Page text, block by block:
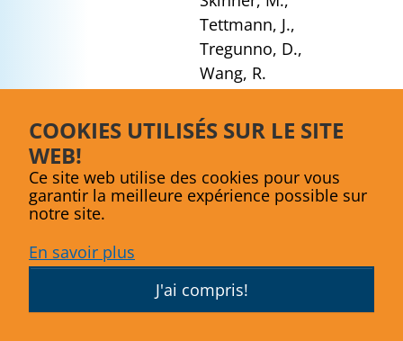
COOKIES UTILISÉS SUR LE SITE
WEB!
Ce site web utilise des cookies pour vous
garantir la meilleure expérience possible sur
notre site.
En savoir plus
J'ai compris!
Tettmann, J.,
Tregunno, D.,
Wang, R.
subventionnaire
recherche en santé
Institut du
vieillissement dans
Grant, Late life
issues